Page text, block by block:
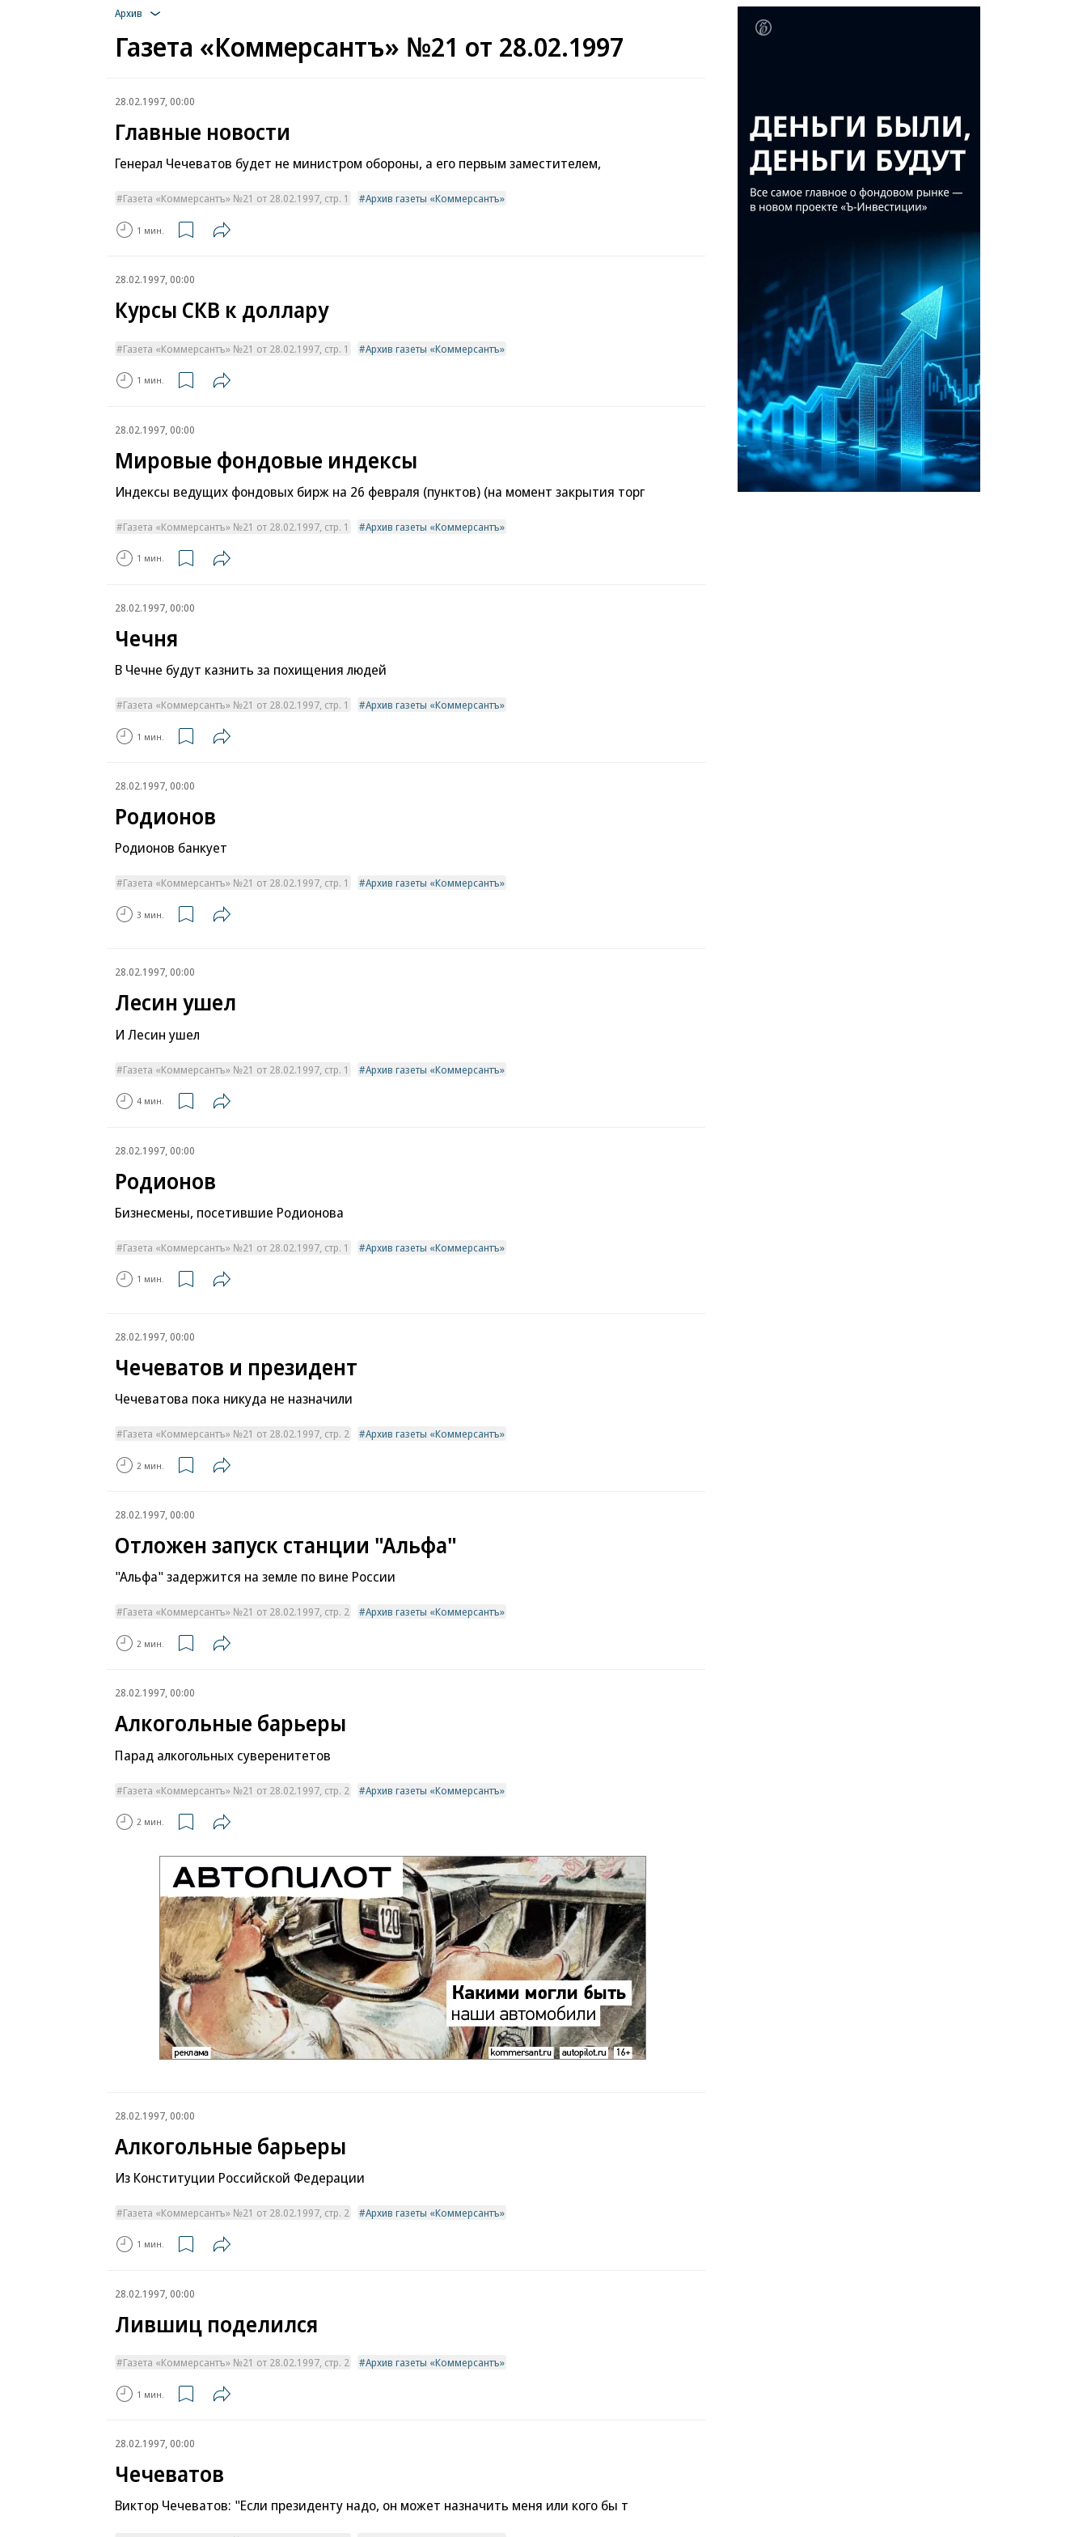
Архив
Газета «Коммерсантъ» №21 от 28.02.1997
28.02.1997, 00:00
Главные новости
Генерал Чечеватов будет не министром обороны, а его первым заместителем,
Газета «Коммерсантъ» №21 от 28.02.1997, стр. 1 Архив газеты «Коммерсантъ»
1 мин.
28.02.1997, 00:00
Курсы СКВ к доллару
Газета «Коммерсантъ» №21 от 28.02.1997, стр. 1 Архив газеты «Коммерсантъ»
1 мин.
28.02.1997, 00:00
Мировые фондовые индексы
Индексы ведущих фондовых бирж на 26 февраля (пунктов) (на момент закрытия торг
Газета «Коммерсантъ» №21 от 28.02.1997, стр. 1 Архив газеты «Коммерсантъ»
1 мин.
28.02.1997, 00:00
Чечня
В Чечне будут казнить за похищения людей
Газета «Коммерсантъ» №21 от 28.02.1997, стр. 1 Архив газеты «Коммерсантъ»
1 мин.
28.02.1997, 00:00
Родионов
Родионов банкует
Газета «Коммерсантъ» №21 от 28.02.1997, стр. 1 Архив газеты «Коммерсантъ»
3 мин.
28.02.1997, 00:00
Лесин ушел
И Лесин ушел
Газета «Коммерсантъ» №21 от 28.02.1997, стр. 1 Архив газеты «Коммерсантъ»
4 мин.
28.02.1997, 00:00
Родионов
Бизнесмены, посетившие Родионова
Газета «Коммерсантъ» №21 от 28.02.1997, стр. 1 Архив газеты «Коммерсантъ»
1 мин.
28.02.1997, 00:00
Чечеватов и президент
Чечеватова пока никуда не назначили
Газета «Коммерсантъ» №21 от 28.02.1997, стр. 2 Архив газеты «Коммерсантъ»
2 мин.
28.02.1997, 00:00
Отложен запуск станции "Альфа"
"Альфа" задержится на земле по вине России
Газета «Коммерсантъ» №21 от 28.02.1997, стр. 2 Архив газеты «Коммерсантъ»
2 мин.
28.02.1997, 00:00
Алкогольные барьеры
Парад алкогольных суверенитетов
Газета «Коммерсантъ» №21 от 28.02.1997, стр. 2 Архив газеты «Коммерсантъ»
2 мин.
28.02.1997, 00:00
Алкогольные барьеры
Из Конституции Российской Федерации
Газета «Коммерсантъ» №21 от 28.02.1997, стр. 2 Архив газеты «Коммерсантъ»
1 мин.
28.02.1997, 00:00
Лившиц поделился
Газета «Коммерсантъ» №21 от 28.02.1997, стр. 2 Архив газеты «Коммерсантъ»
1 мин.
28.02.1997, 00:00
Чечеватов
Виктор Чечеватов: "Если президенту надо, он может назначить меня или кого бы т